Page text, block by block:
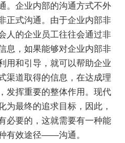
企业内部的沟通方式不外
正式沟通。由于企业内部非
人的企业员工往往会通过非
息，如果能够对企业内部非
用和引导，就可以帮助企业
渠道取得的信息，在达成理
发挥重要的整体作用。现代
为最终的追求目标，因此，
必要的，这就需要有一种能
有效途径——沟通。